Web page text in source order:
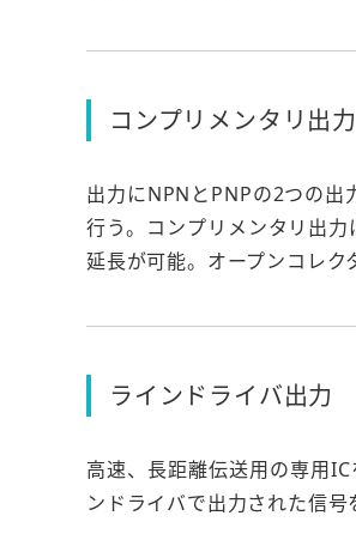
コンプリメンタリ出力
出力にNPNとPNPの2つの出
行う。コンプリメンタリ出
延長が可能。オープンコレク
ラインドライバ出力
高速、長距離伝送用の専用
ンドライバで出力された信